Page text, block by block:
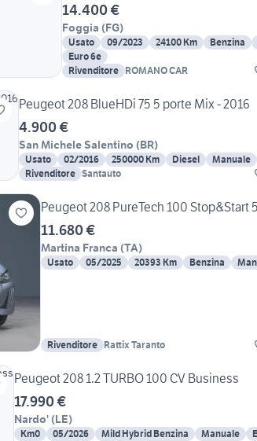
14.400 €
Foggia (FG)
Usato 09/2023 24100 Km Benzina
Euro 6e
Rivenditore ROMANO CAR
Peugeot 208 BlueHDi 75 5 porte Mix - 2016
4.900 €
San Michele Salentino (BR)
Usato 02/2016 250000 Km Diesel Manuale
Rivenditore Santauto
Peugeot 208 PureTech 100 Stop&Start
11.680 €
Martina Franca (TA)
Usato 05/2025 20393 Km Benzina
Rivenditore Rattix Taranto
Peugeot 208 1.2 TURBO 100 CV Business
17.990 €
Nardo' (LE)
Km0 05/2026 Mild Hybrid Benzina Manuale